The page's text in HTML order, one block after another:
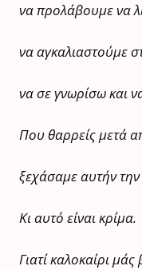
να προλάβουμε να
να αγκαλιαστούμε
να σε γνωρίσω και
Που θαρρείς μετά
ξεχάσαμε αυτήν
Κι αυτό είναι κρίμα.
Γιατί καλοκαίρι